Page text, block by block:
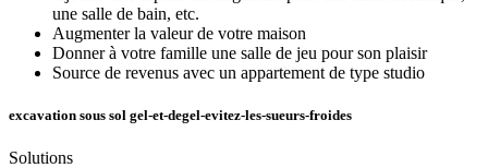
une salle de bain, etc.
Augmenter la valeur de votre maison
Donner à votre famille une salle de jeu pour son plaisir
Source de revenus avec un appartement de type studio
excavation sous sol gel-et-degel-evitez-les-sueurs-froides
Solutions